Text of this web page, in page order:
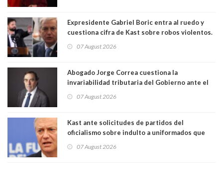
"Constituye un camino equivocado"
Expresidente Gabriel Boric entra al ruedo y
cuestiona cifra de Kast sobre robos violentos.
07 August 2026
Abogado Jorge Correa cuestiona la
invariabilidad tributaria del Gobierno ante el
democracia” y "defendemos la alternancia en el
07 August 2026
Kast ante solicitudes de partidos del
oficialismo sobre indulto a uniformados que
07 August 2026